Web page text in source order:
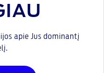
apie Jus dominantį